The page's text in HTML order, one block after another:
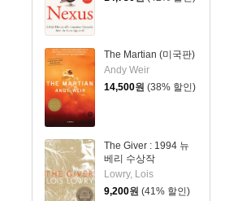
The Martian (미국판)
Andy Weir
14,500원 (38% 할인)
The Giver : 1994 뉴
베리 수상작
Lowry, Lois
9,200원 (41% 할인)